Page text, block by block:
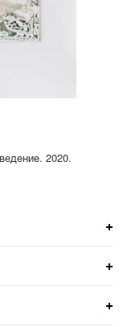
2020.
Для товаров
не
и
доступен